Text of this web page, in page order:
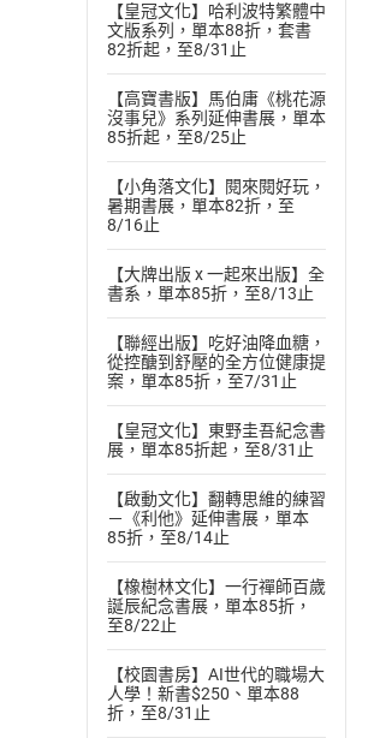
【皇冠文化】哈利波特繁體中
文版系列，單本88折，套書
82折起，至8/31止
【高寶書版】馬伯庸《桃花源
沒事兒》系列延伸書展，單本
85折起，至8/25止
【小角落文化】閱來閱好玩，
暑期書展，單本82折，至
8/16止
【大牌出版 x 一起來出版】全
書系，單本85折，至8/13止
【聯經出版】吃好油降血糖，
從控醣到舒壓的全方位健康提
案，單本85折，至7/31止
【皇冠文化】東野圭吾紀念書
展，單本85折起，至8/31止
【啟動文化】翻轉思維的練習
－《利他》延伸書展，單本
85折，至8/14止
【橡樹林文化】一行禪師百歲
誕辰紀念書展，單本85折，
至8/22止
【校園書房】AI世代的職場大
人學！新書$250、單本88
折，至8/31止